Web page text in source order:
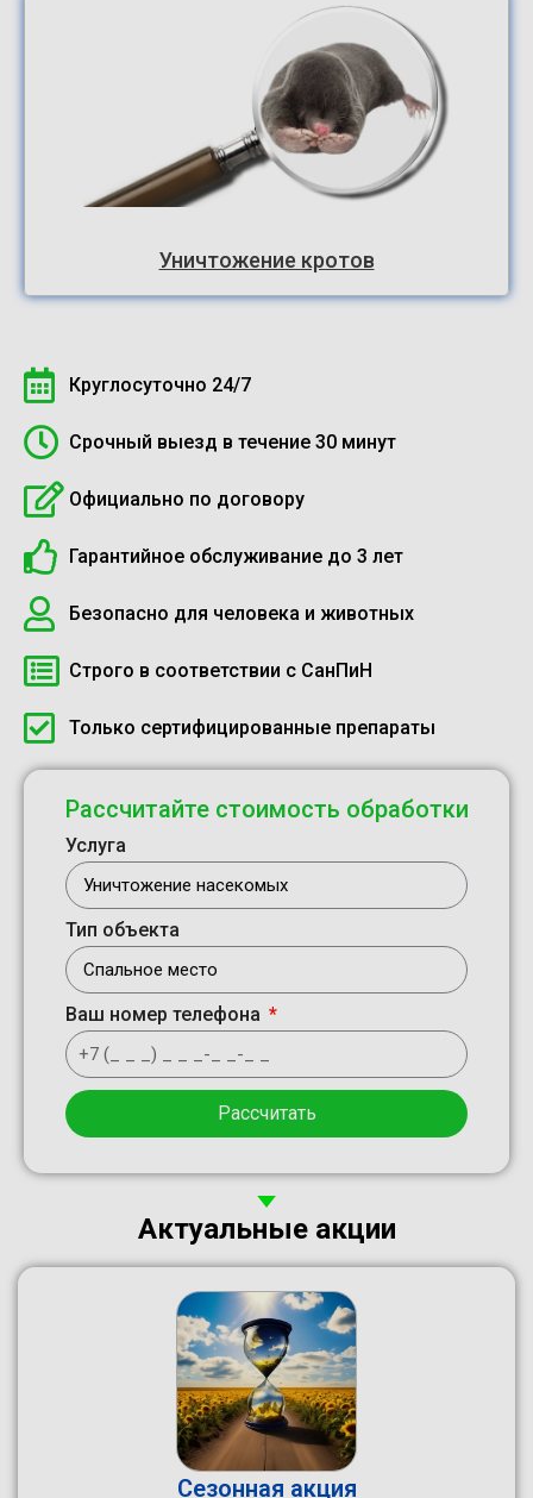
Уничтожение кротов
Круглосуточно 24/7
Срочный выезд в течение 30 минут
Официально по договору
Гарантийное обслуживание до 3 лет
Безопасно для человека и животных
Строго в соответствии с СанПиН
Только сертифицированные препараты
Рассчитайте стоимость обработки
Услуга
Тип объекта
Ваш номер телефона
Рассчитать
Актуальные акции
Сезонная акция